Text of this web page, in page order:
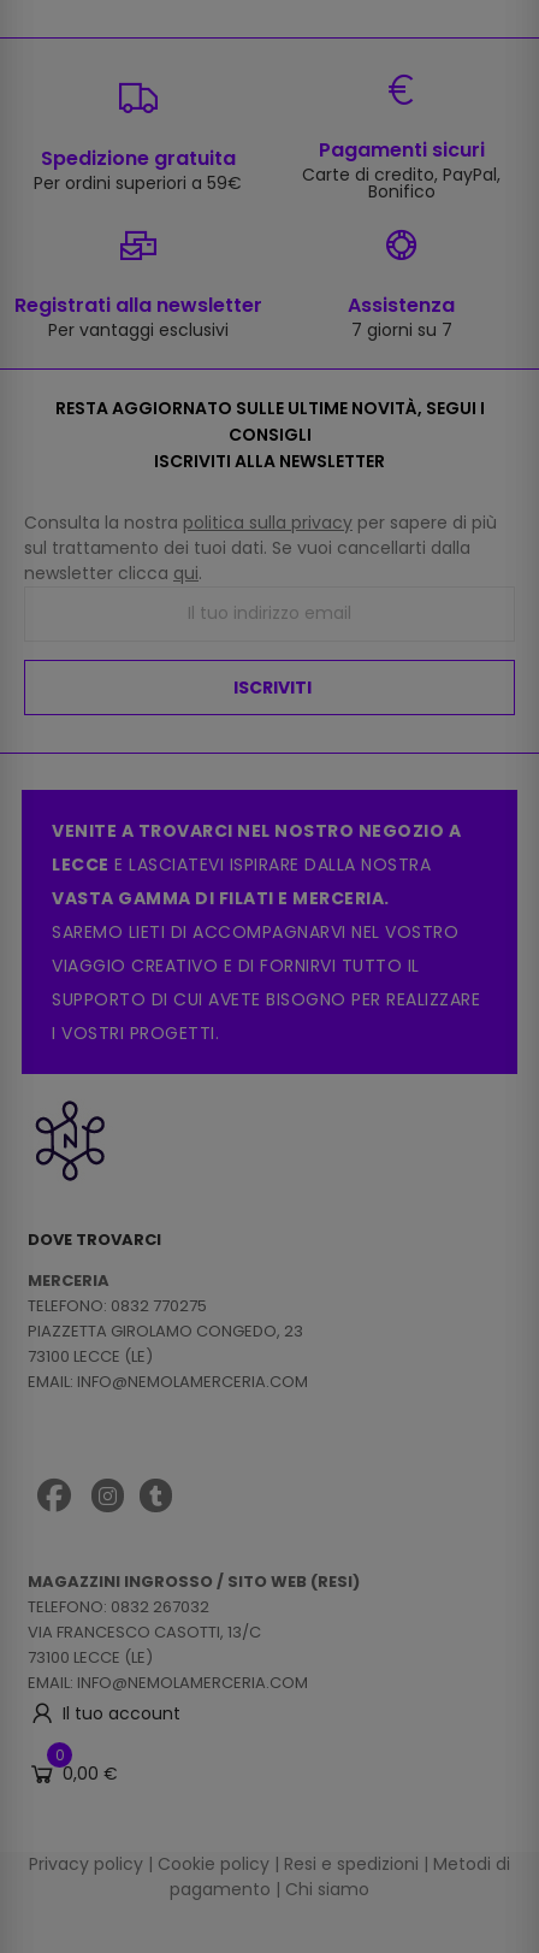
Spedizione gratuita
Per ordini superiori a 59€
Pagamenti sicuri
Carte di credito, PayPal,
Bonifico
Registrati alla newsletter
Per vantaggi esclusivi
Assistenza
7 giorni su 7
RESTA AGGIORNATO SULLE ULTIME NOVITÀ, SEGUI I
CONSIGLI
ISCRIVITI ALLA NEWSLETTER
Consulta la nostra politica sulla privacy per sapere di più
sul trattamento dei tuoi dati. Se vuoi cancellarti dalla
newsletter clicca qui.
ISCRIVITI
VENITE A TROVARCI NEL NOSTRO NEGOZIO A
LECCE E LASCIATEVI ISPIRARE DALLA NOSTRA
VASTA GAMMA DI FILATI E MERCERIA.
SAREMO LIETI DI ACCOMPAGNARVI NEL VOSTRO
VIAGGIO CREATIVO E DI FORNIRVI TUTTO IL
SUPPORTO DI CUI AVETE BISOGNO PER REALIZZARE
I VOSTRI PROGETTI.
DOVE TROVARCI
MERCERIA
TELEFONO: 0832 770275
PIAZZETTA GIROLAMO CONGEDO, 23
73100 LECCE (LE)
EMAIL: INFO@NEMOLAMERCERIA.COM
MAGAZZINI INGROSSO / SITO WEB (RESI)
TELEFONO: 0832 267032
VIA FRANCESCO CASOTTI, 13/C
73100 LECCE (LE)
EMAIL: INFO@NEMOLAMERCERIA.COM
Il tuo account
0
0,00 €
Privacy policy | Cookie policy | Resi e spedizioni | Metodi di
pagamento | Chi siamo